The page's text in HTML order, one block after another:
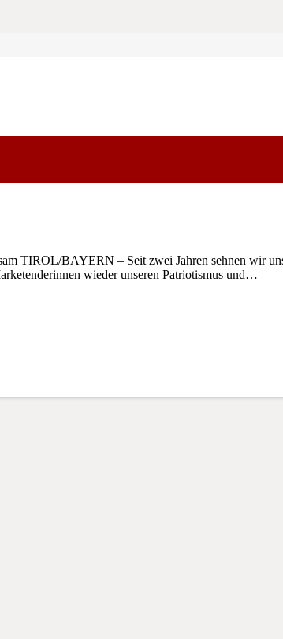
TIROL/BAYERN – Seit zwei Jahren sehnen wir
wieder unseren Patriotismus und…